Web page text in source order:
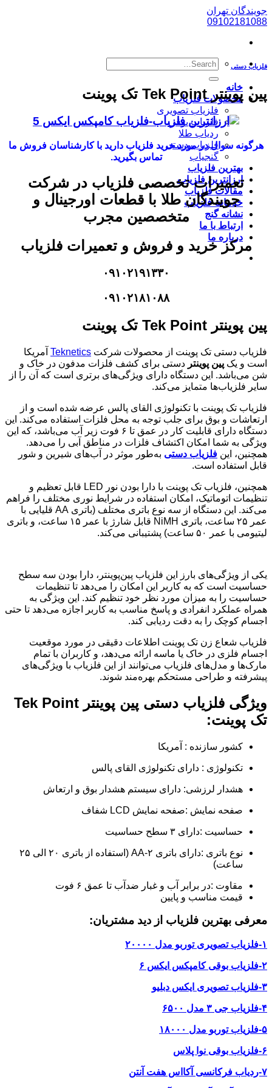
پرش
به
جویندگان تهران
09102181088
خانه
محصولات فلزیاب
فلزیاب تصویری
فلزیاب بوقی
ردیاب طلا
فلزیاب دستی
گنجیاب
بهترین فلزیاب
ارزانترین فلزیاب
مقالات فلزیاب
خدمات فلزیاب
نشانه گنج
ارتباط با ما
درباره ما
فلزیاب دستی
پین پوینتر Tek Point تک پوینت
هرگونه سوال در مورد خرید فلزیاب دارید با کارشناسان فروش ما
تماس بگیرید.
تعمیرات تخصصی فلزیاب در شرکت
جویندگان طلا با قطعات اورجینال و
متخصصین مجرب
مرکز خرید و فروش و تعمیرات فلزیاب
۰۹۱۰۲۱۹۱۳۳۰
۰۹۱۰۲۱۸۱۰۸۸
پین پوینتر Tek Point تک پوینت
فلزیاب دستی تک پوینت از محصولات شرکت Teknetics آمریکا
است و یک پین‌ پوینتر دستی برای کشف فلزات مدفون در خاک و
شن می‌باشد. این دستگاه دارای ویژگی‌های برتری است که آن را از
سایر فلزیاب‌ها متمایز می‌کند.
فلزیاب تک پوینت با تکنولوژی القای پالس عرضه شده است و از
ارتعاشات و بوق برای جلب توجه به محل فلزات استفاده می‌کند. این
دستگاه دارای قابلیت کار در عمق تا ۶ فوت زیر آب می‌باشد، که این
ویژگی به شما امکان اکتشاف فلزات در مناطق آبی را می‌دهد.
همچنین، این فلزیاب دستی به‌طور موثر در آب‌های شیرین و شور
قابل استفاده است.
همچنین، فلزیاب تک پوینت با دارا بودن نور LED قابل تعظیم و
تنظیمات اتوماتیک، امکان استفاده در شرایط نوری مختلف را فراهم
می‌کند. این دستگاه از سه نوع باتری مختلف (باتری AA قلیایی با
عمر ۲۵ ساعت، باتری NiMH قابل شارژ با عمر ۱۵ ساعت، و باتری
لیتیومی با عمر ۵۰ ساعت) پشتیبانی می‌کند.
یکی از ویژگی‌های بارز این فلزیاب پین‌پوینتر، دارا بودن سه سطح
حساسیت است که به کاربر این امکان را می‌دهد تا تنظیمات
حساسیت را به میزان مورد نظر خود تنظیم کند. این ویژگی به
همراه عملکرد انفرادی و پاسخ مناسب به کاربر اجازه می‌دهد تا حتی
اجسام کوچک را به دقت ردیابی کند.
فلزیاب شعاع زن تک پوینت اطلاعات دقیقی در مورد موقعیت
اجسام فلزی در خاک یا ماسه ارائه می‌دهد، و کاربران با تمام
مارک‌ها و مدل‌های فلزیاب می‌توانند از این فلزیاب با ویژگی‌های
پیشرفته و طراحی مستحکم بهره‌مند شوند.
ویژگی فلزیاب دستی پین پوینتر Tek Point
تک پوینت:
کشور سازنده : آمریکا
تکنولوژی : دارای تکنولوژی القای پالس
هشدار لرزشی: دارای سیستم هشدار بوق و ارتعاش
صفحه نمایش :صفحه نمایش LCD شفاف
حساسیت :دارای ۳ سطح حساسیت
نوع باتری :دارای باتری ۲-AA (استفاده از باتری ۲۰ الی ۲۵
ساعت)
مقاوت :در برابر آب و غبار ضدآب تا عمق ۶ فوت
قیمت مناسب و پایین
معرفی بهترین فلزیاب از دید مشتریان:
۱-فلزیاب تصویری توربو مدل ۲۰۰۰۰
۲-فلزیاب بوقی کامپکس ایکس ۶
۳-فلزیاب تصویری ایکس دبلیو
۴-فلزیاب جی ۳ مدل ۶۵۰۰
۵-فلزیاب توربو مدل ۱۸۰۰۰
۶-فلزیاب بوقی نوا پلاس
۷-ردیاب فرکانسی آکااس هفت آنتن